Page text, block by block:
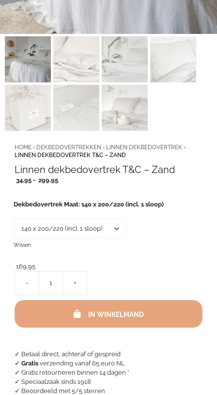
✓ Betaal direct, achteraf of gespreid
✓ Gratis verzending vanaf 65 euro NL
✓ Gratis retourneren binnen 14 dagen *
✓ Speciaalzaak sinds 1918
✓ Beoordeeld met 5/5 sterren
HOME › DEKBEDOVERTREKKEN › LINNEN DEKBEDOVERTREK ›
LINNEN DEKBEDOVERTREK T&C – ZAND
Linnen dekbedovertrek T&C – Zand
34,95 - 299,95Prijsklasse:
299,95
Dekbedovertrek Maat 140 x 200/220 (incl. 1 sloop)
Wissen
169,95
-
dekbedovertrek
+
IN WINKELMAND